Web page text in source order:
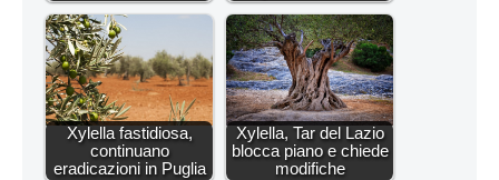
Xylella fastidiosa,
continuano
eradicazioni in Puglia
Xylella, Tar del Lazio
blocca piano e chiede
modifiche